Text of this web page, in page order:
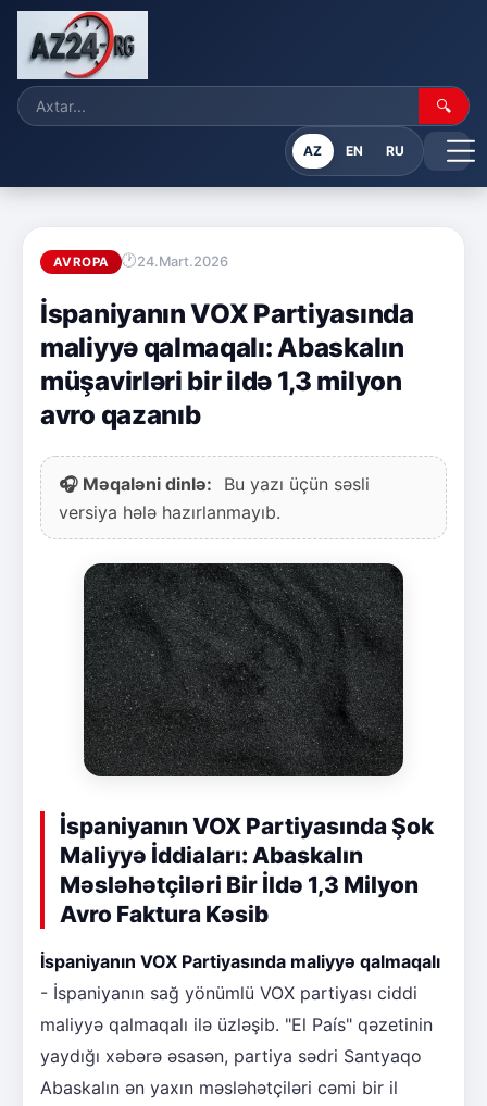
🔍
AZ EN RU
AVROPA 24.Mart.2026
İspaniyanın VOX Partiyasında
maliyyə qalmaqalı: Abaskalın
müşavirləri bir ildə 1,3 milyon
avro qazanıb
🎧 Məqaləni dinlə:
Bu yazı üçün səsli
versiya hələ hazırlanmayıb.
İspaniyanın VOX Partiyasında Şok
Maliyyə İddiaları: Abaskalın
Məsləhətçiləri Bir İldə 1,3 Milyon
Avro Faktura Kəsib
İspaniyanın VOX Partiyasında maliyyə qalmaqalı
- İspaniyanın sağ yönümlü VOX partiyası ciddi
maliyyə qalmaqalı ilə üzləşib. "El País" qəzetinin
yaydığı xəbərə əsasən, partiya sədri Santyaqo
Abaskalın ən yaxın məsləhətçiləri cəmi bir il